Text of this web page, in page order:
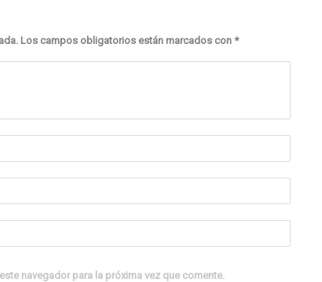
Los campos obligatorios están marcados con *
navegador para la próxima vez que comente.